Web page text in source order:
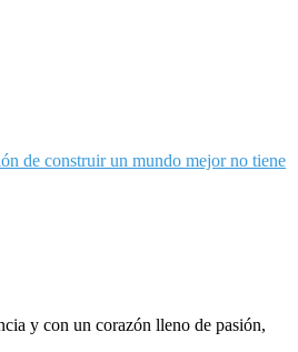
de construir un mundo mejor no tiene
y con un corazón lleno de pasión,